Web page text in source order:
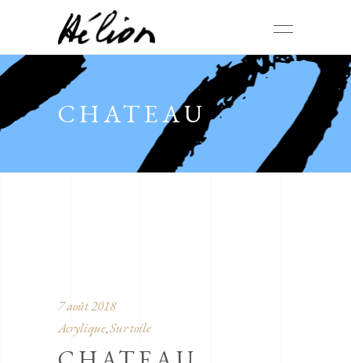
CHATEAU
7 août 2018
Acrylique, Sur toile